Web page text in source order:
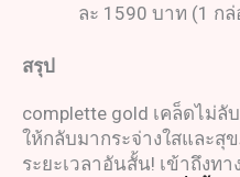
ละ 1590 บาท (1 ก
สรุป
complette gold เคล็ดไม่
ให้กลับมากระจ่างใสและสุ
ระยะเวลาอันสั้น! เข้าถึงท